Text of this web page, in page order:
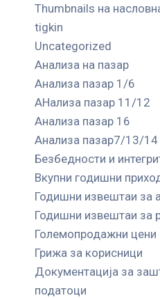
Thumbnails на
tigkin
Uncategorized
Анализа на пазар
Анализа пазар 1/6
АНализа пазар 11/12
Анализа пазар 16
Анализа пазар7/13/14
Безбедности и
Вкупни годишни
Годишни извештаи за
Годишни извештаи за
Големопродажни цени
Грижа за корисници
Документација за
податоци